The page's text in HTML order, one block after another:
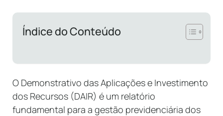
Índice do Conteúdo
O Demonstrativo das Aplicações e Investimento
dos Recursos (DAIR) é um relatório
fundamental para a gestão previdenciária dos